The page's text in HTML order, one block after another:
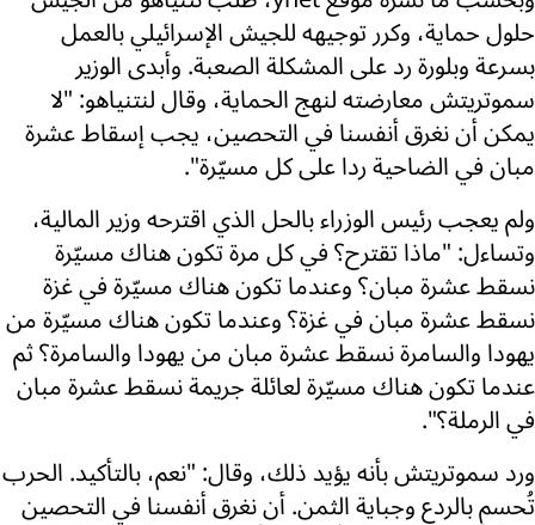
حلول حماية، وكرر توجيهه للجيش الإسرائيلي بالعمل
بسرعة وبلورة رد على المشكلة الصعبة. وأبدى الوزير
سموتريتش معارضته لنهج الحماية، وقال لنتنياهو: "لا
يمكن أن نغرق أنفسنا في التحصين، يجب إسقاط عشرة
مبان في الضاحية ردا على كل مسيّرة".
ولم يعجب رئيس الوزراء بالحل الذي اقترحه وزير المالية،
وتساءل: "ماذا تقترح؟ في كل مرة تكون هناك مسيّرة
نسقط عشرة مبان؟ وعندما تكون هناك مسيّرة في غزة
نسقط عشرة مبان في غزة؟ وعندما تكون هناك مسيّرة من
يهودا والسامرة نسقط عشرة مبان من يهودا والسامرة؟ ثم
عندما تكون هناك مسيّرة لعائلة جريمة نسقط عشرة مبان
في الرملة؟".
ورد سموتريتش بأنه يؤيد ذلك، وقال: "نعم، بالتأكيد. الحرب
تُحسم بالردع وجباية الثمن. أن نغرق أنفسنا في التحصين